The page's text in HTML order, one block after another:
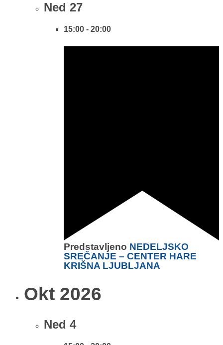
Ned 27
15:00 - 20:00
Predstavljeno NEDELJSKO
SREČANJE – CENTER HARE
KRIŠNA LJUBLJANA
Okt 2026
Ned 4